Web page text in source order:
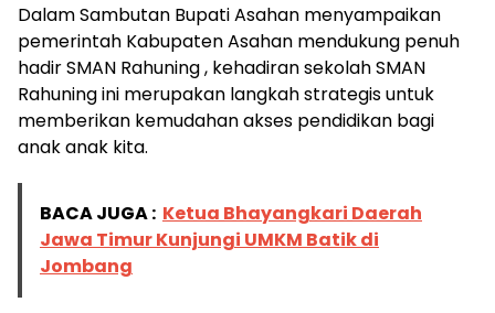
Dalam Sambutan Bupati Asahan menyampaikan
pemerintah Kabupaten Asahan mendukung penuh
hadir SMAN Rahuning , kehadiran sekolah SMAN
Rahuning ini merupakan langkah strategis untuk
memberikan kemudahan akses pendidikan bagi
anak anak kita.
BACA JUGA : Ketua Bhayangkari Daerah
Jawa Timur Kunjungi UMKM Batik di
Jombang